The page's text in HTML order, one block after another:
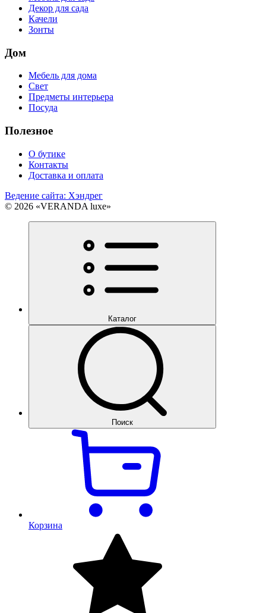
Декор для сада
Качели
Зонты
Дом
Мебель для дома
Свет
Предметы интерьера
Посуда
Полезное
О бутике
Контакты
Доставка и оплата
Ведение сайта: Хэндрег
© 2026 «VERANDA luxe»
Каталог
Поиск
Корзина